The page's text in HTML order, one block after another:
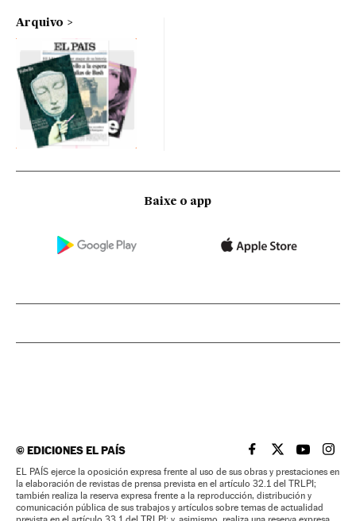
Arquivo
Baixe o app
©EDICIONES EL PAÍS EL PAÍS BRASIL EN
EL PAÍSEL PAÍS
EL
EL PAÍS ejerce la oposición expresa frente al uso de sus obras y prestaciones en
la elaboración de revistas de prensa prevista en el artículo 32.1 del TRLPI;
también realiza la reserva expresa frente a la reproducción, distribución y
comunicación pública de sus trabajos y artículos sobre temas de actualidad